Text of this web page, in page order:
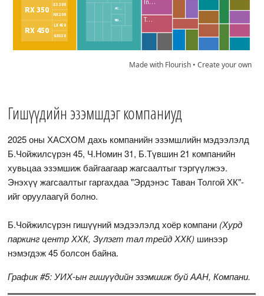
Made with Flourish • Create your own
Гишүүдийн эзэмшдэг компаниуд
2025 оны ХАСХОМ дахь компанийн эзэмшлийн мэдээлэлд
Б.Чойжилсүрэн 45, Ч.Номин 31, Б.Түвшин 21 компанийн
хувьцаа эзэмшиж байгаагаар жагсаалтыг тэргүүлжээ.
Энэхүү жагсаалтыг гаргахдаа "Эрдэнэс Таван Толгой ХК"-
ийг оруулаагүй болно.
Б.Чойжилсүрэн гишүүний мэдээлэлд хоёр компани (Хурд
паркинг центр ХХК, Зүлэгт тал трейд ХХК) шинээр
нэмэгдэж 45 болсон байна.
График #5: УИХ-ын гишүүдийн эзэмшиж буй ААН, Компани.